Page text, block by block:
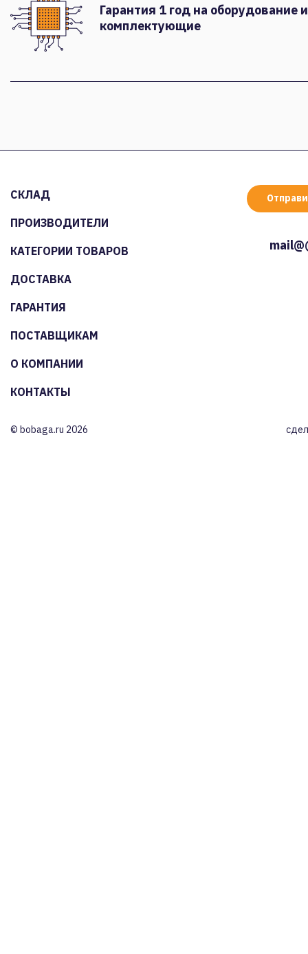
Гарантия 1 год на оборудование и
комплектующие
СКЛАД
ПРОИЗВОДИТЕЛИ
КАТЕГОРИИ ТОВАРОВ
ДОСТАВКА
ГАРАНТИЯ
ПОСТАВЩИКАМ
О КОМПАНИИ
КОНТАКТЫ
© bobaga.ru 2026